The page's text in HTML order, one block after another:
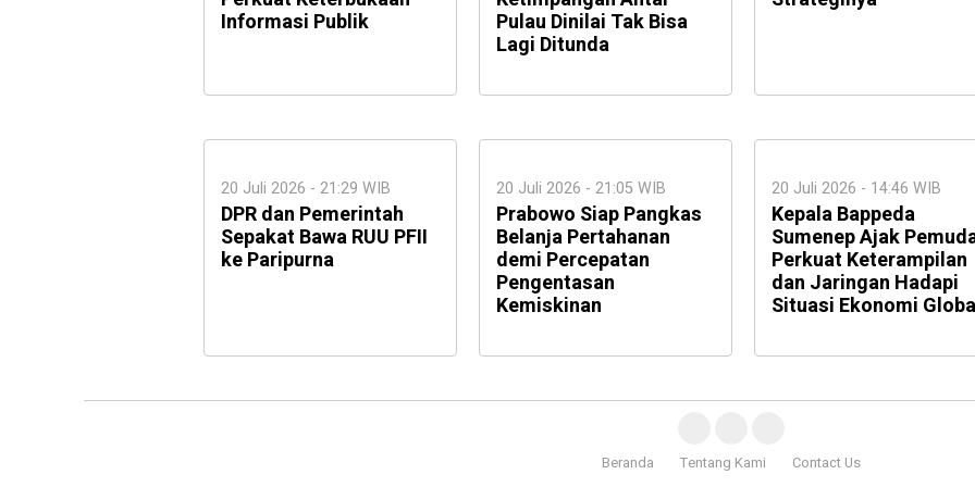
Informasi Publik Pulau Dinilai Tak Bisa
Lagi Ditunda
20 Juli 2026 - 21:29 WIB
DPR dan Pemerintah
Sepakat Bawa RUU PFII
ke Paripurna
20 Juli 2026 - 21:05 WIB
Prabowo Siap Pangkas
Belanja Pertahanan
demi Percepatan
Pengentasan
Kemiskinan
20 Juli 2026 - 14:46 WIB
Kepala Bappeda
Sumenep Ajak
Perkuat Keterampilan
dan Jaringan Hadapi
Situasi Ekonomi
Beranda Tentang Kami Contact Us